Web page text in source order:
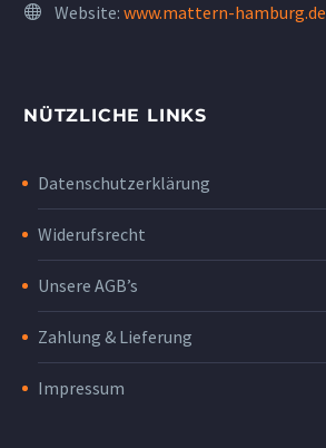
Website: www.mattern-hamburg.de
NÜTZLICHE LINKS
Datenschutzerklärung
Widerufsrecht
Unsere AGB’s
Zahlung & Lieferung
Impressum